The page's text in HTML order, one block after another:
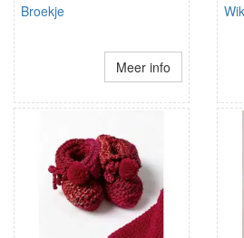
Broekje
Meer info